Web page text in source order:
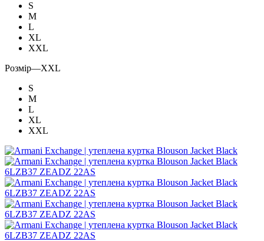
S
M
L
XL
XXL
Розмір—XXL
S
M
L
XL
XXL